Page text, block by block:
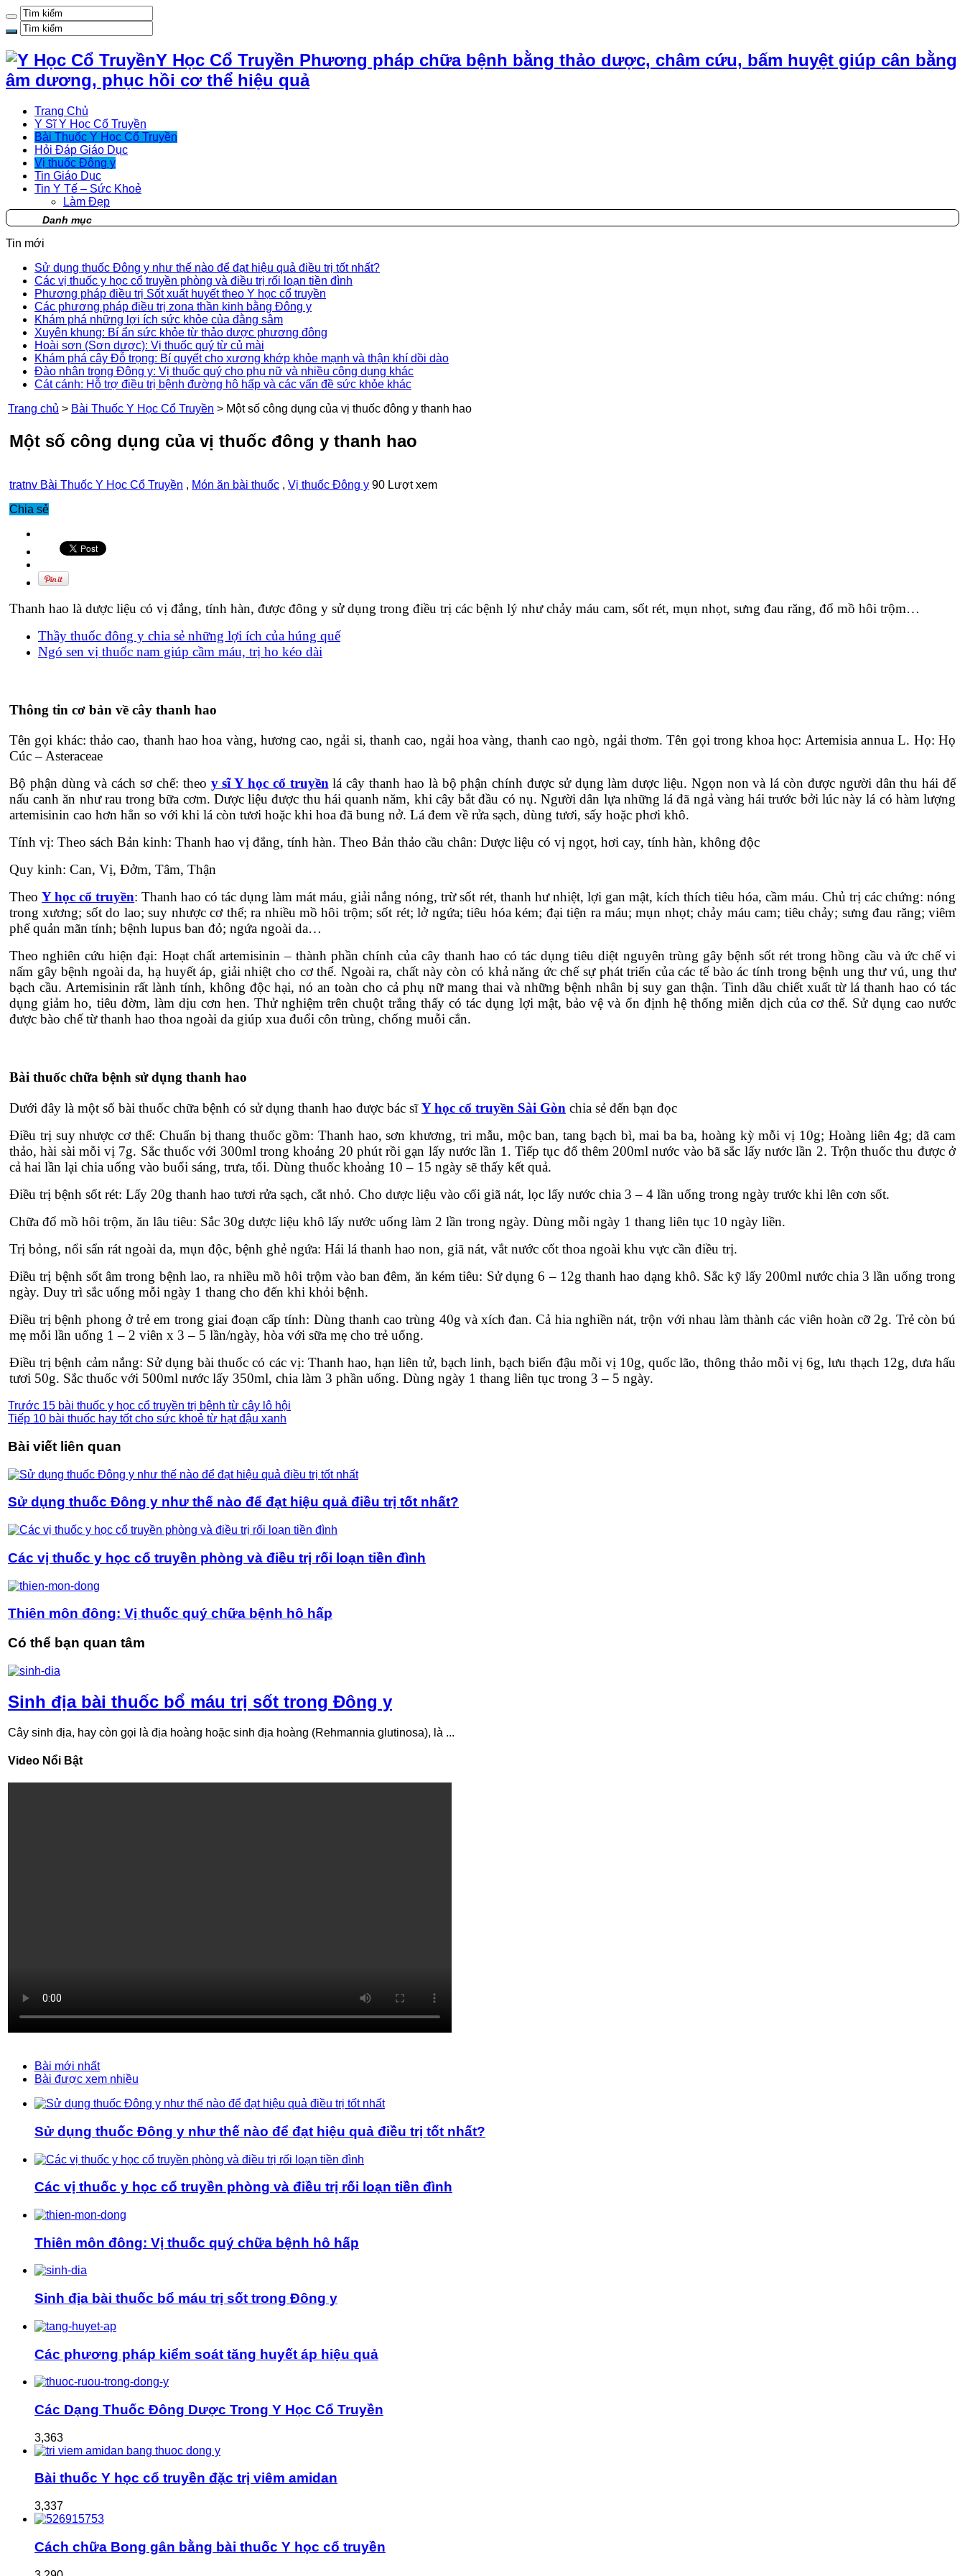
Y Học Cổ Truyền Phương pháp chữa bệnh bằng thảo dược, châm cứu, bấm huyệt giúp cân bằng
âm dương, phục hồi cơ thể hiệu quả
Trang Chủ
Y Sĩ Y Học Cổ Truyền
Bài Thuốc Y Học Cổ Truyền
Hỏi Đáp Giáo Dục
Vị thuốc Đông y
Tin Giáo Dục
Tin Y Tế – Sức Khoẻ
Làm Đẹp
Danh mục
Tin mới
Sử dụng thuốc Đông y như thế nào để đạt hiệu quả điều trị tốt nhất?
Các vị thuốc y học cổ truyền phòng và điều trị rối loạn tiền đình
Phương pháp điều trị Sốt xuất huyết theo Y học cổ truyền
Các phương pháp điều trị zona thần kinh bằng Đông y
Khám phá những lợi ích sức khỏe của đằng sâm
Xuyên khung: Bí ẩn sức khỏe từ thảo dược phương đông
Hoài sơn (Sơn dược): Vị thuốc quý từ củ mài
Khám phá cây Đỗ trọng: Bí quyết cho xương khớp khỏe mạnh và thận khí dồi dào
Đào nhân trong Đông y: Vị thuốc quý cho phụ nữ và nhiều công dụng khác
Cát cánh: Hỗ trợ điều trị bệnh đường hô hấp và các vấn đề sức khỏe khác
Trang chủ > Bài Thuốc Y Học Cổ Truyền > Một số công dụng của vị thuốc đông y thanh hao
Một số công dụng của vị thuốc đông y thanh hao
tratnv Bài Thuốc Y Học Cổ Truyền , Món ăn bài thuốc , Vị thuốc Đông y 90 Lượt xem
Chia sẻ
Thanh hao là dược liệu có vị đắng, tính hàn, được đông y sử dụng trong điều trị các bệnh lý như chảy máu cam, sốt rét, mụn nhọt, sưng đau răng, đổ mồ hôi trộm…
Thầy thuốc đông y chia sẻ những lợi ích của húng quế
Ngó sen vị thuốc nam giúp cầm máu, trị ho kéo dài
Thông tin cơ bản về cây thanh hao
Tên gọi khác: thảo cao, thanh hao hoa vàng, hương cao, ngải si, thanh cao, ngải hoa vàng, thanh cao ngò, ngải thơm. Tên gọi trong khoa học: Artemisia annua L. Họ: Họ
Cúc – Asteraceae
Bộ phận dùng và cách sơ chế: theo y sĩ Y học cổ truyềnlá cây thanh hao là bộ phận chính được sử dụng làm dược liệu. Ngọn non và lá còn được người dân thu hái để
nấu canh ăn như rau trong bữa cơm. Dược liệu được thu hái quanh năm, khi cây bắt đầu có nụ. Người dân lựa những lá đã ngả vàng hái trước bởi lúc này lá có hàm lượng
artemisinin cao hơn hẳn so với khi lá còn tươi hoặc khi hoa đã bung nở. Lá đem về rửa sạch, dùng tươi, sấy hoặc phơi khô.
Tính vị: Theo sách Bản kinh: Thanh hao vị đắng, tính hàn. Theo Bản thảo cầu chân: Dược liệu có vị ngọt, hơi cay, tính hàn, không độc
Quy kinh: Can, Vị, Đởm, Tâm, Thận
TheoY học cổ truyền: Thanh hao có tác dụng làm mát máu, giải nắng nóng, trừ sốt rét, thanh hư nhiệt, lợi gan mật, kích thích tiêu hóa, cầm máu. Chủ trị các chứng: nóng
trong xương; sốt do lao; suy nhược cơ thể; ra nhiều mồ hôi trộm; sốt rét; lở ngứa; tiêu hóa kém; đại tiện ra máu; mụn nhọt; chảy máu cam; tiêu chảy; sưng đau răng; viêm
phế quản mãn tính; bệnh lupus ban đỏ; ngứa ngoài da…
Theo nghiên cứu hiện đại: Hoạt chất artemisinin – thành phần chính của cây thanh hao có tác dụng tiêu diệt nguyên trùng gây bệnh sốt rét trong hồng cầu và ức chế vi
nấm gây bệnh ngoài da, hạ huyết áp, giải nhiệt cho cơ thể. Ngoài ra, chất này còn có khả năng ức chế sự phát triển của các tế bào ác tính trong bệnh ung thư vú, ung thư
bạch cầu. Artemisinin rất lành tính, không độc hại, nó an toàn cho cả phụ nữ mang thai và những bệnh nhân bị suy gan thận. Tinh dầu chiết xuất từ lá thanh hao có tác
dụng giảm ho, tiêu đờm, làm dịu cơn hen. Thử nghiệm trên chuột trắng thấy có tác dụng lợi mật, bảo vệ và ổn định hệ thống miễn dịch của cơ thể. Sử dụng cao nước
được bào chế từ thanh hao thoa ngoài da giúp xua đuổi côn trùng, chống muỗi cắn.
Bài thuốc chữa bệnh sử dụng thanh hao
Dưới đây là một số bài thuốc chữa bệnh có sử dụng thanh hao được bác sĩY học cổ truyền Sài Gòn chia sẻ đến bạn đọc
Điều trị suy nhược cơ thể: Chuẩn bị thang thuốc gồm: Thanh hao, sơn khương, tri mẫu, mộc ban, tang bạch bì, mai ba ba, hoàng kỳ mỗi vị 10g; Hoàng liên 4g; dã cam
thảo, hài sài mỗi vị 7g. Sắc thuốc với 300ml trong khoảng 20 phút rồi gạn lấy nước lần 1. Tiếp tục đổ thêm 200ml nước vào bã sắc lấy nước lần 2. Trộn thuốc thu được ở
cả hai lần lại chia uống vào buổi sáng, trưa, tối. Dùng thuốc khoảng 10 – 15 ngày sẽ thấy kết quả.
Điều trị bệnh sốt rét: Lấy 20g thanh hao tươi rửa sạch, cắt nhỏ. Cho dược liệu vào cối giã nát, lọc lấy nước chia 3 – 4 lần uống trong ngày trước khi lên cơn sốt.
Chữa đổ mồ hôi trộm, ăn lâu tiêu: Sắc 30g dược liệu khô lấy nước uống làm 2 lần trong ngày. Dùng mỗi ngày 1 thang liên tục 10 ngày liền.
Trị bỏng, nổi sẩn rát ngoài da, mụn độc, bệnh ghẻ ngứa: Hái lá thanh hao non, giã nát, vắt nước cốt thoa ngoài khu vực cần điều trị.
Điều trị bệnh sốt âm trong bệnh lao, ra nhiều mồ hôi trộm vào ban đêm, ăn kém tiêu: Sử dụng 6 – 12g thanh hao dạng khô. Sắc kỹ lấy 200ml nước chia 3 lần uống trong
ngày. Duy trì sắc uống mỗi ngày 1 thang cho đến khi khỏi bệnh.
Điều trị bệnh phong ở trẻ em trong giai đoạn cấp tính: Dùng thanh cao trùng 40g và xích đan. Cả hia nghiền nát, trộn với nhau làm thành các viên hoàn cỡ 2g. Trẻ còn bú
mẹ mỗi lần uống 1 – 2 viên x 3 – 5 lần/ngày, hòa với sữa mẹ cho trẻ uống.
Điều trị bệnh cảm nắng: Sử dụng bài thuốc có các vị: Thanh hao, hạn liên tử, bạch linh, bạch biển đậu mỗi vị 10g, quốc lão, thông thảo mỗi vị 6g, lưu thạch 12g, dưa hấu
tươi 50g. Sắc thuốc với 500ml nước lấy 350ml, chia làm 3 phần uống. Dùng ngày 1 thang liên tục trong 3 – 5 ngày.
Trước 15 bài thuốc y học cổ truyền trị bệnh từ cây lô hội
Tiếp 10 bài thuốc hay tốt cho sức khoẻ từ hạt đậu xanh
Bài viết liên quan
Sử dụng thuốc Đông y như thế nào để đạt hiệu quả điều trị tốt nhất?
Các vị thuốc y học cổ truyền phòng và điều trị rối loạn tiền đình
Thiên môn đông: Vị thuốc quý chữa bệnh hô hấp
Có thể bạn quan tâm
Sinh địa bài thuốc bổ máu trị sốt trong Đông y
Cây sinh địa, hay còn gọi là địa hoàng hoặc sinh địa hoàng (Rehmannia glutinosa), là ...
Video Nổi Bật
Bài mới nhất
Bài được xem nhiều
Sử dụng thuốc Đông y như thế nào để đạt hiệu quả điều trị tốt nhất?
Các vị thuốc y học cổ truyền phòng và điều trị rối loạn tiền đình
Thiên môn đông: Vị thuốc quý chữa bệnh hô hấp
Sinh địa bài thuốc bổ máu trị sốt trong Đông y
Các phương pháp kiểm soát tăng huyết áp hiệu quả
Các Dạng Thuốc Đông Dược Trong Y Học Cổ Truyền
3,363
Bài thuốc Y học cổ truyền đặc trị viêm amidan
3,337
Cách chữa Bong gân bằng bài thuốc Y học cổ truyền